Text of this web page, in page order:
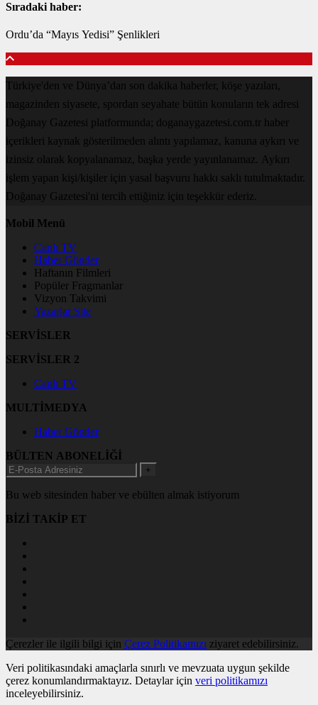
Sıradaki haber:
Ordu’da “Mayıs Yedisi” Şenlikleri
Türkiye'den ve Dünya’dan son dakika haberler, köşe yazıları,
magazinden siyasete, spordan seyahate bütün konuların tek adresi
Doğanay Gazetesi platformunda; doganaygazetesi.com.tr haber
içerikleri kaynak gösterilmeden alıntı yapılamaz, kanuna aykırı ve
izinsiz olarak kopyalanamaz, başka yerde yayınlanamaz. Aykırı
işlem yapan kişi/kişiler için yasal başvuru hakkı saklı tutulmaktadır.
Doğanay Gazetesi'ni tercih ettiğiniz için teşekkür ederiz.
Mobil Menü
Canlı TV
Haber Gönder
Haftanın Filmleri
Popüler Fragmanlar
Vizyon Takvimi
Yazarlar Site
SERVİSLER
SERVİSLER 2
Canlı TV
MULTİMEDYA
Haber Gönder
BÜLTEN ABONELİĞİ
+
Bu web sitesinden haber ve ebülten almak istiyorum
BİZİ TAKİP ET
Çerezler ile ilgili bilgi için Çerez Politikamızı ziyaret edebilirsiniz.
Veri politikasındaki amaçlarla sınırlı ve mevzuata uygun şekilde
çerez konumlandırmaktayız. Detaylar için veri politikamızı
inceleyebilirsiniz.